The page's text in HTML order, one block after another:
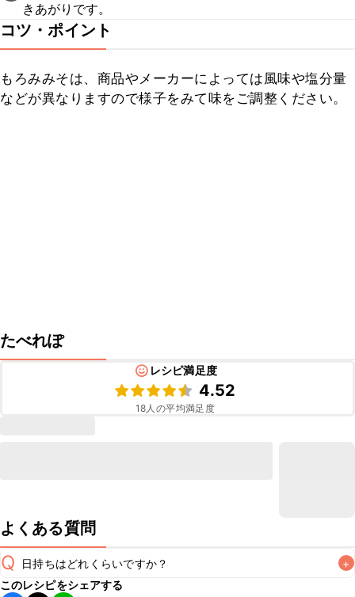
きあがりです。
コツ・ポイント
もろみみそは、商品やメーカーによっては風味や塩分量
などが異なりますので様子をみて味をご調整ください。
たべれぽ
レシピ満足度
4.52
18人の平均満足度
よくある質問
Q 日持ちはどれくらいですか？ +
このレシピをシェアする